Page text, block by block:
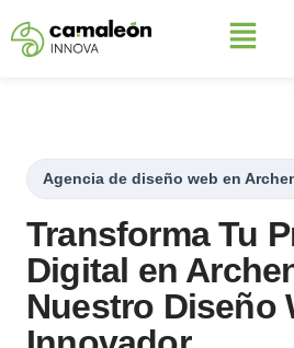
Saltar
Agencia de diseño web en
Transforma Tu
Digital en
Nuestro Diseño